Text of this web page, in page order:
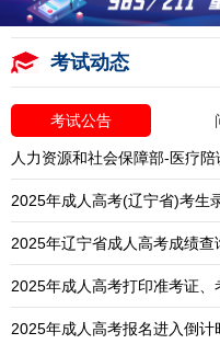
考试动态
考试公告